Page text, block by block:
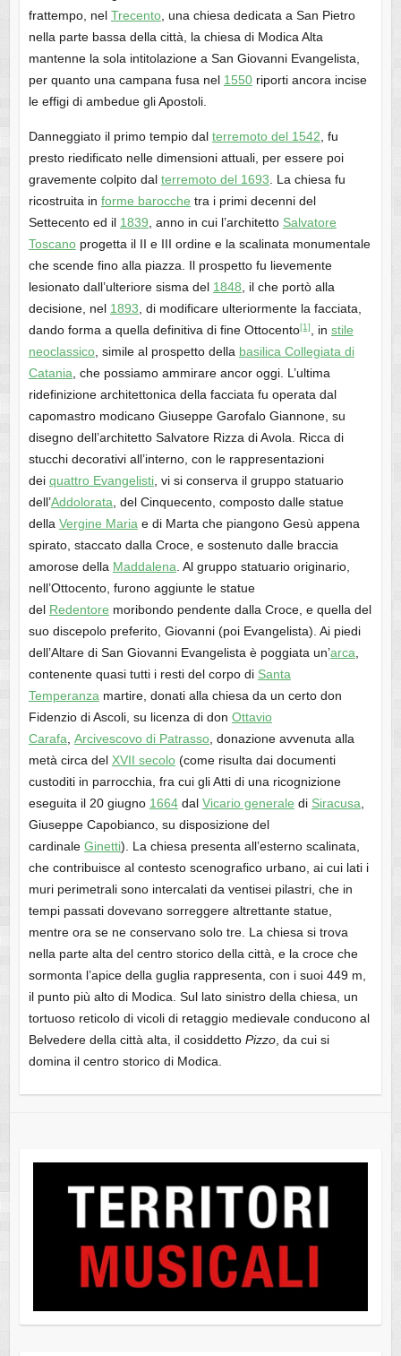
frattempo, nel Trecento, una chiesa dedicata a San Pietro
nella parte bassa della città, la chiesa di Modica Alta
mantenne la sola intitolazione a San Giovanni Evangelista,
per quanto una campana fusa nel 1550riporti ancora incise
le effigi di ambedue gli Apostoli.
Danneggiato il primo tempio dal terremoto del 1542 , fu
presto riedificato nelle dimensioni attuali, per essere poi
gravemente colpito dal terremoto del 1693 . La chiesa fu
ricostruita in forme barocche tra i primi decenni del
Settecento ed il 1839 , anno in cui l’architetto Salvatore
Toscanoprogetta il II e III ordine e la scalinata monumentale
che scende fino alla piazza. Il prospetto fu lievemente
lesionato dall’ulteriore sisma del 1848 , il che portò alla
decisione, nel 1893 , di modificare ulteriormente la facciata,
dando forma a quella definitiva di fine Ottocento[1] , in stile
neoclassico, simile al prospetto della basilica Collegiata di
Catania , che possiamo ammirare ancor oggi. L’ultima
ridefinizione architettonica della facciata fu operata dal
capomastro modicano Giuseppe Garofalo Giannone, su
disegno dell’architetto Salvatore Rizza di Avola. Ricca di
stucchi decorativi all’interno, con le rappresentazioni
dei quattro Evangelisti, vi si conserva il gruppo statuario
dell’Addolorata , del Cinquecento, composto dalle statue
della Vergine Maria e di Marta che piangono Gesù appena
spirato, staccato dalla Croce, e sostenuto dalle braccia
amorose della Maddalena . Al gruppo statuario originario,
nell’Ottocento, furono aggiunte le statue
del Redentore moribondo pendente dalla Croce, e quella del
suo discepolo preferito, Giovanni (poi Evangelista). Ai piedi
dell’Altare di San Giovanni Evangelista è poggiata un’arca
contenente quasi tutti i resti del corpo di Santa
Temperanza martire, donati alla chiesa da un certo don
Fidenzio di Ascoli, su licenza di don Ottavio
Carafa Arcivescovo di Patrasso, donazione avvenuta alla
metà circa del XVII secolo(come risulta dai documenti
custoditi in parrocchia, fra cui gli Atti di una ricognizione
eseguita il 20 giugno 1664dal Vicario generale di Siracusa
Giuseppe Capobianco, su disposizione del
cardinale Ginetti). La chiesa presenta all’esterno scalinata,
che contribuisce al contesto scenografico urbano, ai cui lati i
muri perimetrali sono intercalati da ventisei pilastri, che in
tempi passati dovevano sorreggere altrettante statue,
mentre ora se ne conservano solo tre. La chiesa si trova
nella parte alta del centro storico della città, e la croce che
sormonta l’apice della guglia rappresenta, con i suoi 449 m,
il punto più alto di Modica. Sul lato sinistro della chiesa, un
tortuoso reticolo di vicoli di retaggio medievale conducono al
Belvedere della città alta, il cosiddetto Pizzo, da cui si
domina il centro storico di Modica.